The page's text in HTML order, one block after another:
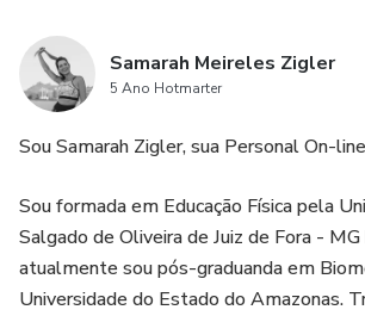
Samarah Meireles Zigler
5 Ano Hotmarter
Sou Samarah Zigler, sua Personal On-line
Sou formada em Educação Física pela
Salgado de Oliveira de Juiz de Fora -
atualmente sou pós-graduanda em
Universidade do Estado do Amazonas.